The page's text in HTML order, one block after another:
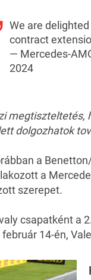
We are
contract
— Mercedes-
2024
megtiszteltetés,
dolgozhatok
a
a
szerepet.
csapatként a
február 14-én,